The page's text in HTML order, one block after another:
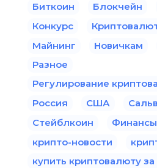
Биткоин
Блокчейн
Конкурс
Майнинг
Новичкам
Разное
Регулирование
Россия
США
Стейблкоин
Финансы
крипто-новости
купить криптовалюту